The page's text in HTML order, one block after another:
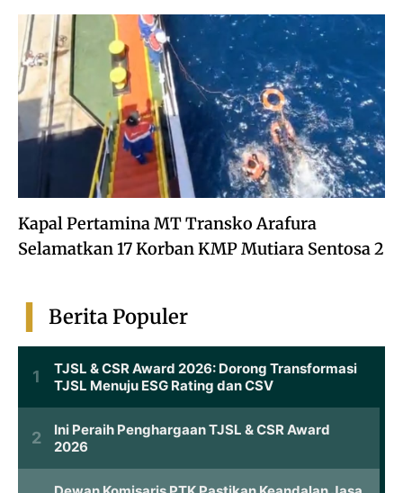
Kapal Pertamina MT Transko Arafura
Selamatkan 17 Korban KMP Mutiara Sentosa 2
Berita Populer